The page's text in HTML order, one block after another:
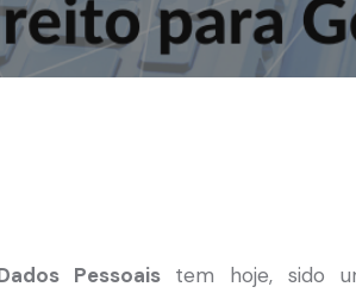
Pessoaistem hoje, sido